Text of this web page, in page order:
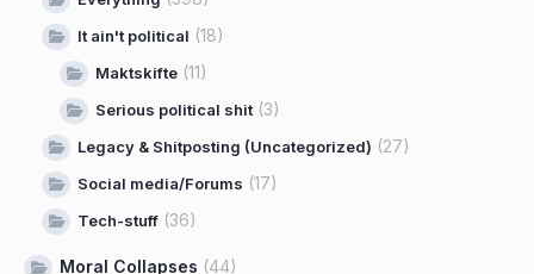
It ain't political (18)
Maktskifte (11)
Serious political shit(3)
Legacy & Shitposting (Uncategorized) (27)
Social media/Forums (17)
Tech-stuff (36)
Moral Collapses (44)